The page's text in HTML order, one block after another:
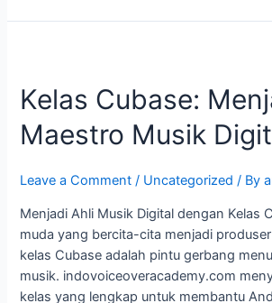
Kelas Cubase:
Maestro Musik
Leave a Comment / Uncategorized / By
Menjadi Ahli Musik Digital dengan Kelas
muda yang bercita-cita menjadi
kelas Cubase adalah pintu gerbang
musik. indovoiceoveracademy.com
kelas yang lengkap untuk membantu
Menjadi
Maestro
Musik